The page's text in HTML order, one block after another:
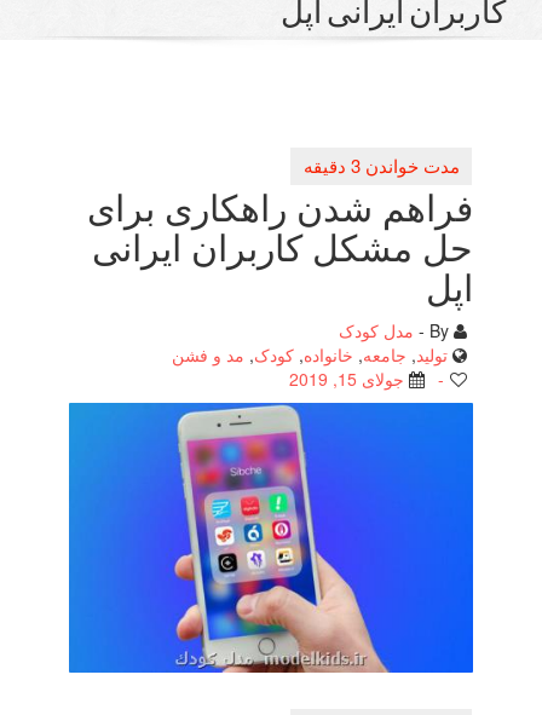
ایرانی اپل
فراهم شدن راهكاری برای
حل مشكل كاربران ایرانی
مدل کودک
جامعه,خانواده, کودک,مد و فشن
جولای 15, 2019